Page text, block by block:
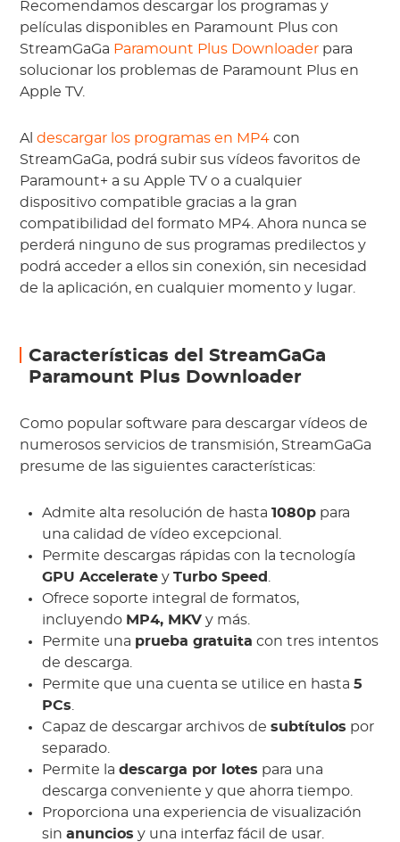
Recomendamos descargar los programas y
películas disponibles en Paramount Plus con
StreamGaGa Paramount Plus Downloader para
solucionar los problemas de Paramount Plus en
Apple TV.
Aldescargar los programas en MP4 con
StreamGaGa, podrá subir sus vídeos favoritos de
Paramount+ a su Apple TV o a cualquier
dispositivo compatible gracias a la gran
compatibilidad del formato MP4. Ahora nunca se
perderá ninguno de sus programas predilectos y
podrá acceder a ellos sin conexión, sin necesidad
de la aplicación, en cualquier momento y lugar.
Características del StreamGaGa
Paramount Plus Downloader
Como popular software para descargar vídeos de
numerosos servicios de transmisión, StreamGaGa
presume de las siguientes características:
Admite alta resolución de hasta1080p para
una calidad de vídeo excepcional.
Permite descargas rápidas con la tecnología
GPU Accelerate yTurbo Speed
Ofrece soporte integral de formatos,
incluyendo MP4, MKV y más.
Permite una prueba gratuita con tres intentos
de descarga.
Permite que una cuenta se utilice en hasta5
PCs
Capaz de descargar archivos desubtítulos por
separado.
Permite ladescarga por lotes para una
descarga conveniente y que ahorra tiempo.
Proporciona una experiencia de visualización
sinanuncios y una interfaz fácil de usar.